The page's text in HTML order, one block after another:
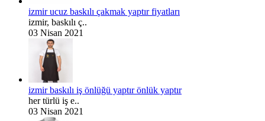
izmir ucuz baskılı çakmak yaptır fiyatları
izmir, baskılı ç..
03 Nisan 2021
izmir baskılı iş önlüğü yaptır önlük yaptır
her türlü iş e..
03 Nisan 2021